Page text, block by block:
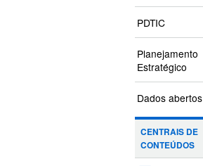
PDTIC
Planejamento
Estratégico
Dados abertos
CENTRAIS DE
CONTEÚDOS